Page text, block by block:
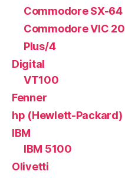
Commodore SX-64
Commodore VIC 20
Plus/4
Digital
VT100
Fenner
hp (Hewlett-Packard)
IBM
IBM 5100
Olivetti